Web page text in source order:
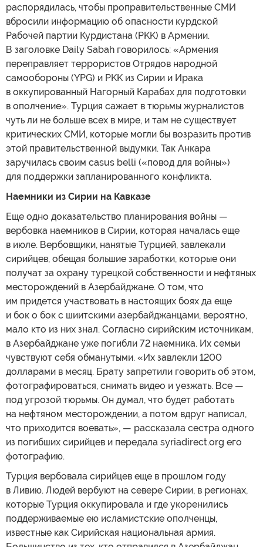
распорядилась, чтобы проправительственные СМИ
вбросили информацию об опасности курдской
Рабочей партии Курдистана (PKK) в Армении.
В заголовке Daily Sabah говорилось: «Армения
переправляет террористов Отрядов народной
самообороны (YPG) и PKK из Сирии и Ирака
в оккупированный Нагорный Карабах для подготовки
в ополчение». Турция сажает в тюрьмы журналистов
чуть ли не больше всех в мире, и там не существует
критических СМИ, которые могли бы возразить против
этой правительственной выдумки. Так Анкара
заручилась своим casus belli («повод для войны»)
для поддержки запланированного конфликта.
Наемники из Сирии на Кавказе
Еще одно доказательство планирования войны —
вербовка наемников в Сирии, которая началась еще
в июле. Вербовщики, нанятые Турцией, завлекали
сирийцев, обещая большие заработки, которые они
получат за охрану турецкой собственности и нефтяных
месторождений в Азербайджане. О том, что
им придется участвовать в настоящих боях да еще
и бок о бок с шиитскими азербайджанцами, вероятно,
мало кто из них знал. Согласно сирийским источникам,
в Азербайджане уже погибли 72 наемника. Их семьи
чувствуют себя обманутыми. «Их завлекли 1200
долларами в месяц. Брату запретили говорить об этом,
фотографироваться, снимать видео и уезжать. Все —
под угрозой тюрьмы. Он думал, что будет работать
на нефтяном месторождении, а потом вдруг написал,
что приходится воевать», — рассказала сестра одного
из погибших сирийцев и передала syriadirect.org его
фотографию.
Турция вербовала сирийцев еще в прошлом году
в Ливию. Людей вербуют на севере Сирии, в регионах,
которые Турция оккупировала и где укоренились
поддерживаемые ею исламистские ополченцы,
известные как Сирийская национальная армия.